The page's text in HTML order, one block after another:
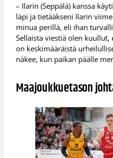
– Ilarin (Seppälä) kanssa
läpi ja tietääkseni Ilarin
minua perillä, eli ihan
Sellaista viestiä olen kuullut,
on keskimääräistä
näkee, kun paikan päälle
Maajoukkuetason